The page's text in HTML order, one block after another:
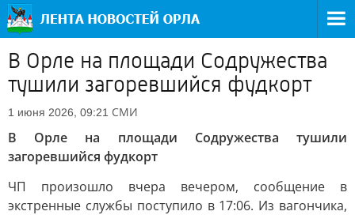
В Орле на площади Содружества
тушили загоревшийся фудкорт
1 июня 2026, 09:21 СМИ
В Орле на площади Содружества тушили
загоревшийся фудкорт
ЧП произошло вчера вечером, сообщение в
экстренные службы поступило в 17:06. Из вагончика,